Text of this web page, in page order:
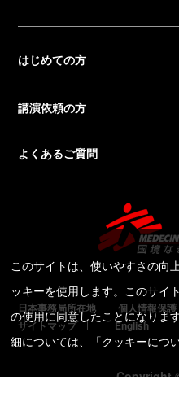
はじめての方
講演依頼の方
よくあるご質問
日本事務局所在地 個人情報保護
サイトマップ
English
Copyright
このサイトは、使いやすさの向
ッキーを使用します。このサイ
の使用に同意したことになりま
細については、「クッキーにつ